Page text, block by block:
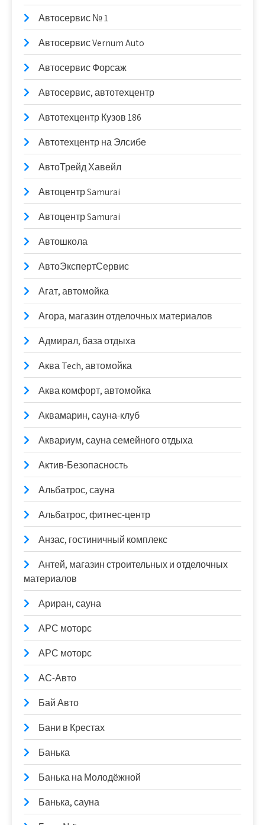
Автосервис № 1
Автосервис Vernum Auto
Автосервис Форсаж
Автосервис, автотехцентр
Автотехцентр Кузов 186
Автотехцентр на Элсибе
АвтоТрейд Хавейл
Автоцентр Samurai
Автоцентр Samurai
Автошкола
АвтоЭкспертСервис
Агат, автомойка
Агора, магазин отделочных материалов
Адмирал, база отдыха
Аква Tech, автомойка
Аква комфорт, автомойка
Аквамарин, сауна-клуб
Аквариум, сауна семейного отдыха
Актив-Безопасность
Альбатрос, сауна
Альбатрос, фитнес-центр
Анзас, гостиничный комплекс
Антей, магазин строительных и отделочных
материалов
Ариран, сауна
АРС моторс
АРС моторс
АС-Авто
Бай Авто
Бани в Крестах
Банька
Банька на Молодёжной
Банька, сауна